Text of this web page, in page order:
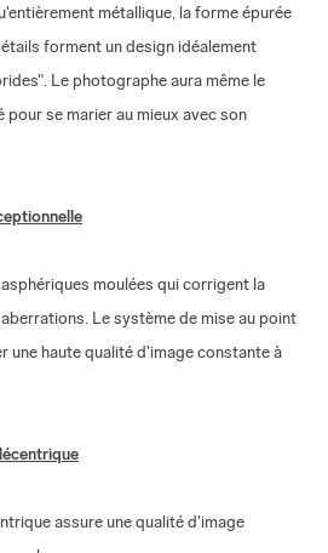
métallique, la forme épurée
forment un design idéalement
Le photographe aura même le
se marier au mieux avec son
moulées qui corrigent la
Le système de mise au point
une haute qualité d'image constante à
assure une qualité d'image